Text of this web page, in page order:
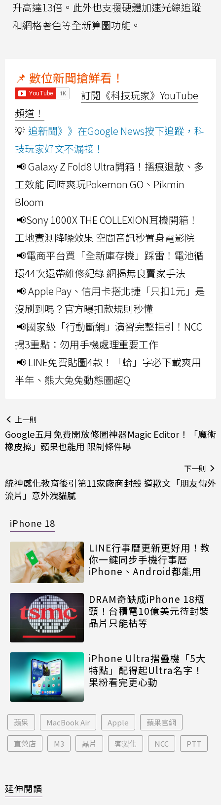
升高達13倍。此外也支援硬體加速光線追蹤
和網格著色等全新算圖功能。
📌 數位新聞搶鮮看！
訂閱《科技玩家》YouTube
頻道！
💡 追新聞》》在Google News按下追蹤，科
技玩家好文不漏接！
📢 Galaxy Z Fold8 Ultra開箱！摺痕退散、多
工效能 同時爽玩Pokemon GO、Pikmin
Bloom
📢Sony 1000X THE COLLEXION耳機開箱！
工地實測降噪效果 空間音訊秒置身電影院
📢電商平台買「全新庫存機」踩雷！電池循
環44次還帶維修紀錄 網揭無良賣家手法
📢 Apple Pay、信用卡搭北捷「只扣1元」是
沒刷到嗎？官方曝扣款規則秒懂
📢國家級「行動斷網」演習完整指引！NCC
揭3重點：勿用手機處理重要工作
📢 LINE免費貼圖4款！「蛤」字必下載爽用
半年、熊大兔兔動態圖超Q
上一則
Google五月免費開放修圖神器Magic Editor！「魔術
橡皮擦」蘋果也能用 限制條件曝
下一則
統神感化教育後引第11家廠商封殺 道歉文「朋友傳外
流片」意外洩貓膩
iPhone 18
LINE行事曆更新更好用！教
你一鍵同步手機行事曆
iPhone、Android都能用
DRAM奇缺成iPhone 18瓶
頸！台積電10億美元待封裝
晶片只能枯等
iPhone Ultra摺疊機「5大
特點」配得起Ultra名字！
果粉看完更心動
蘋果 MacBook Air Apple 蘋果官網
直營店 M3 晶片 客製化 NCC PTT
延伸閱讀